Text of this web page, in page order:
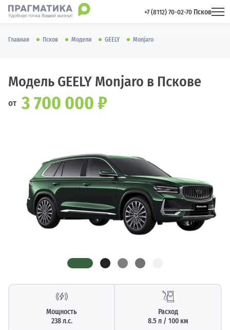
+7 (8112) 70-02-70 Псков
Главная Псков Модели GEELY Monjaro
Модель GEELY Monjaro в Пскове
от 3 700 000 ₽
Мощность
238 л.с.
Расход
8.5 л / 100 км